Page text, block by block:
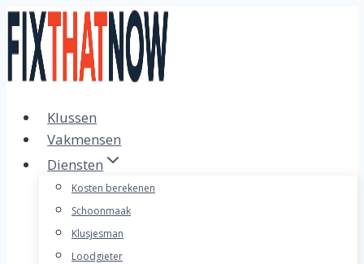
Doorgaan
naar
inhoud
Klussen
Vakmensen
Diensten
Kosten berekenen
Schoonmaak
Klusjesman
Loodgieter